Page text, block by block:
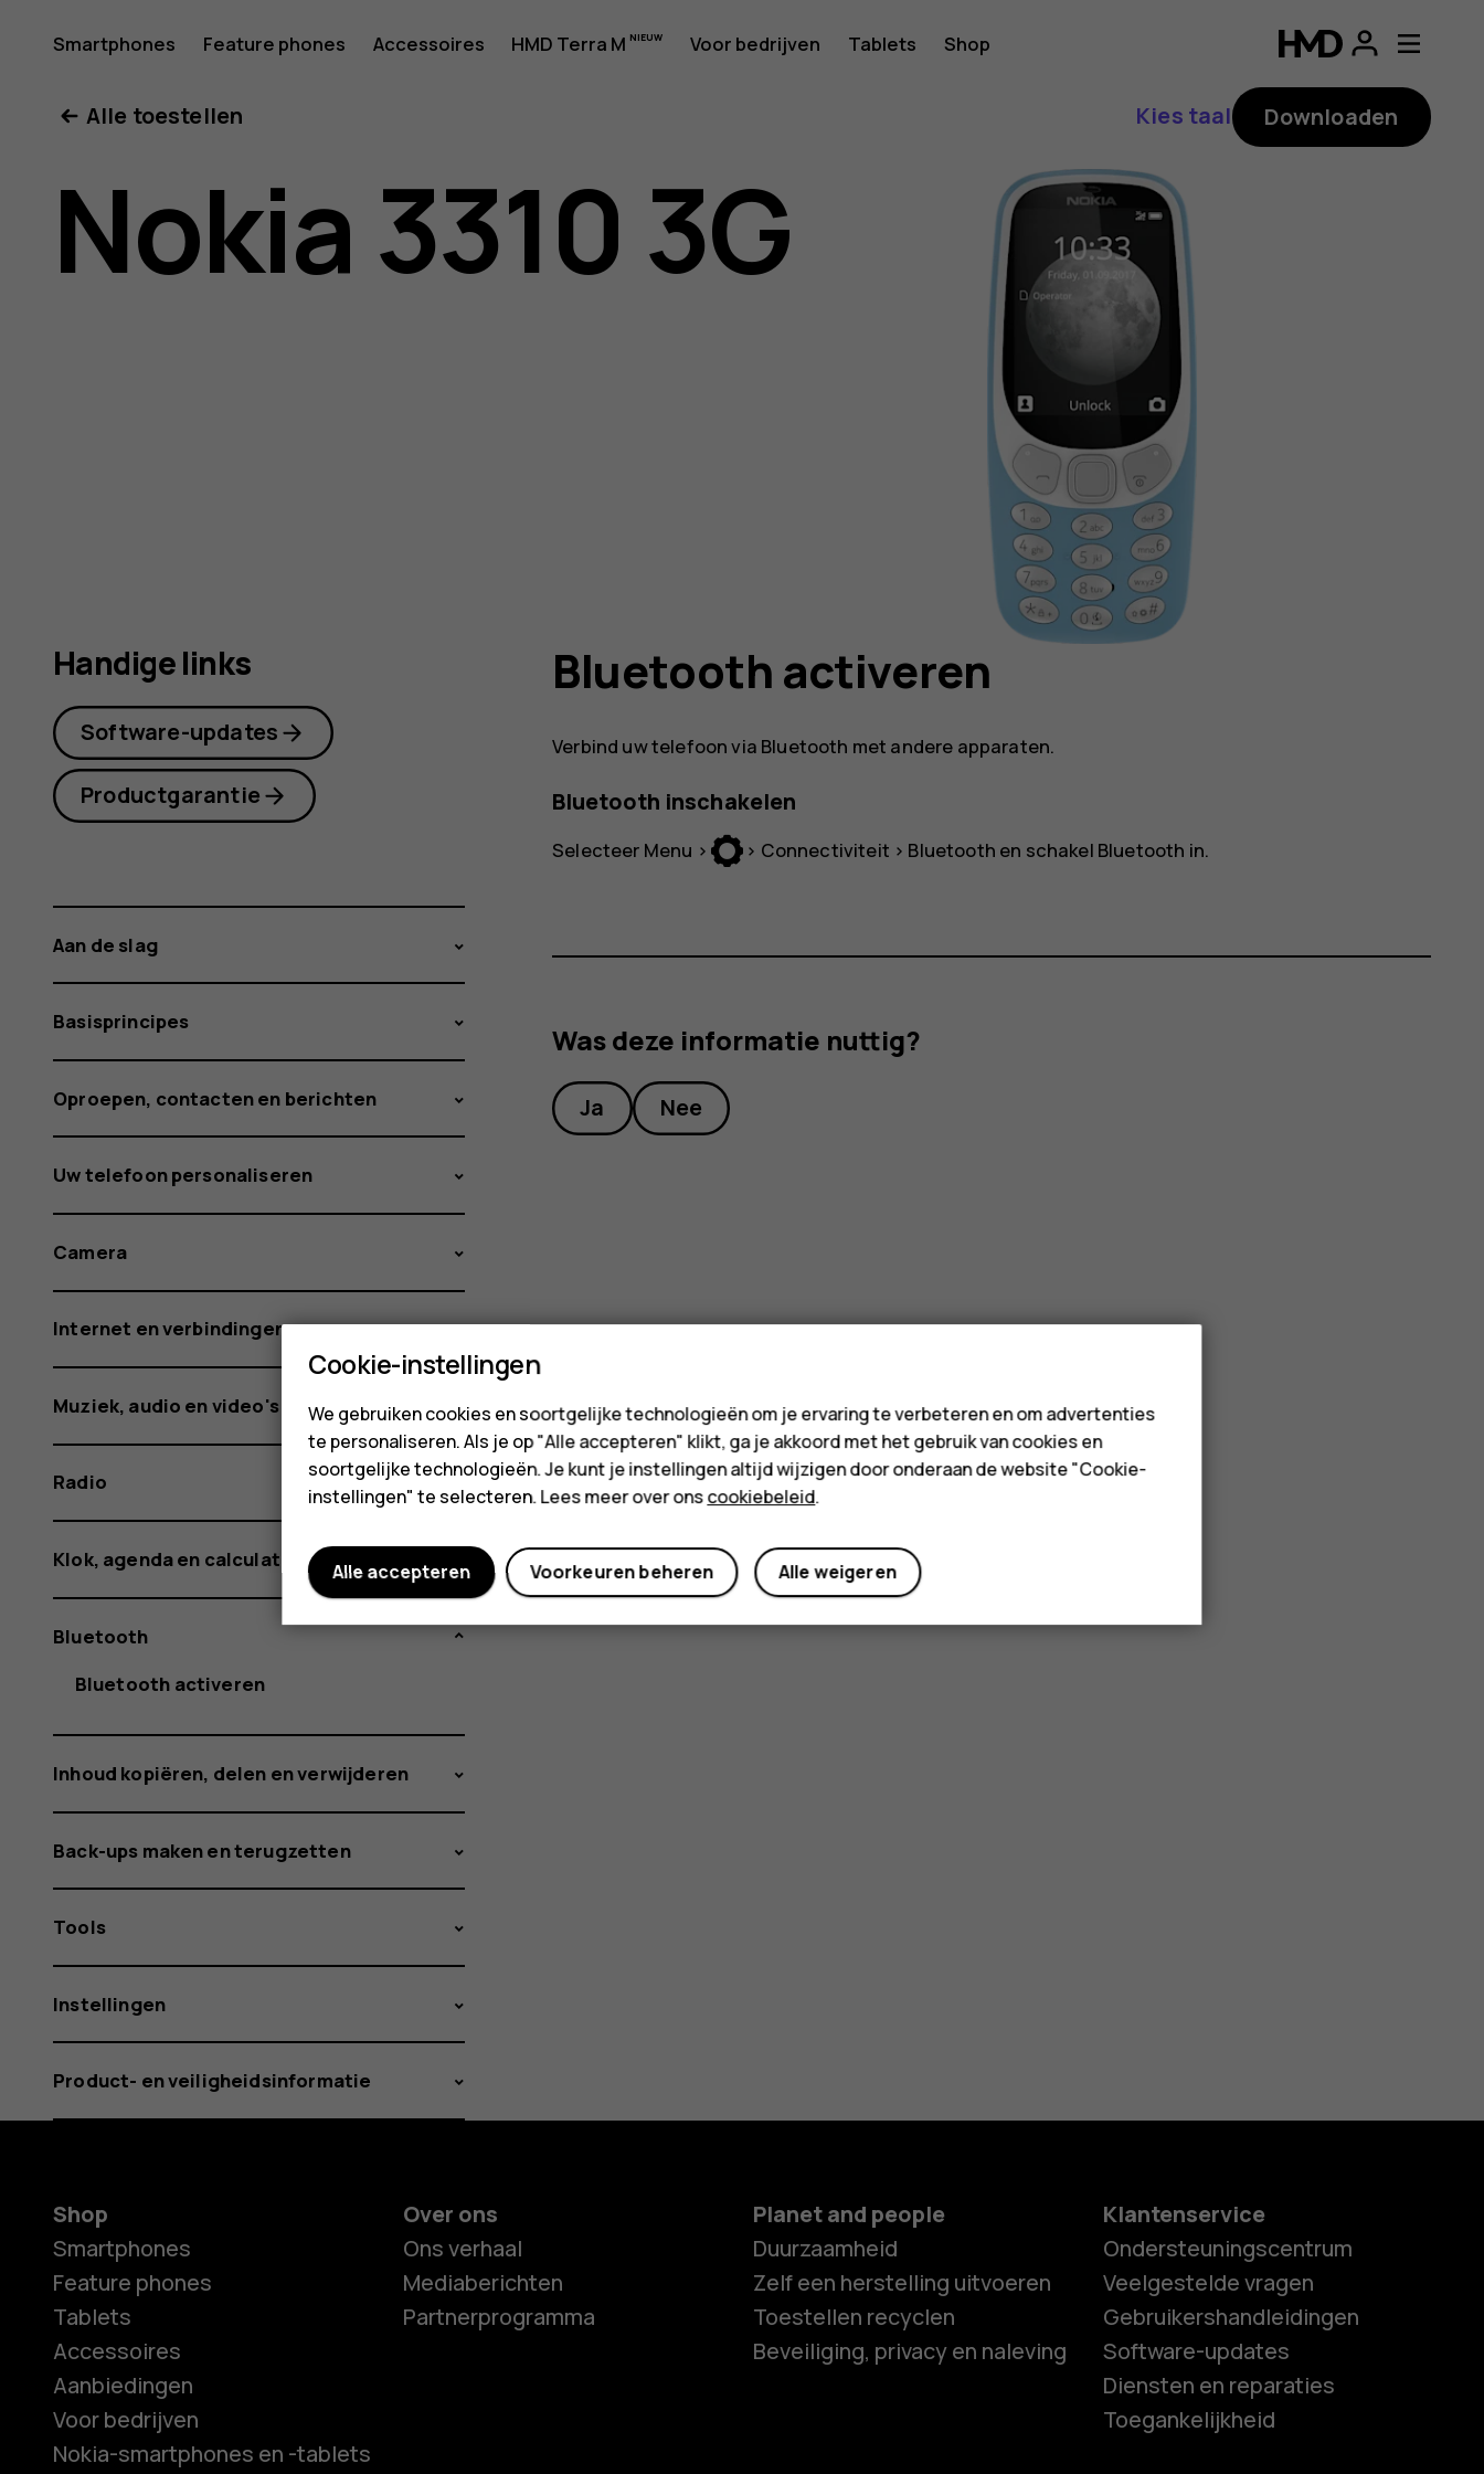
Gebruikershandleiding
Nokia
3310
Smartphones Feature phones Accessoires HMD Terra M Voor bedrijven Tablets Shop
Smartphones
Alle toestellen
Kies taal Downloaden
Nokia 3310 3G
Bluetooth activeren
Verbind uw telefoon via Bluetooth met andere apparaten.
Bluetooth inschakelen
Selecteer Menu > > Connectiviteit > Bluetooth en schakel Bluetooth in.
Was deze informatie nuttig?
Ja Nee
Handige links
Software-updates
Productgarantie
Aan de slag
Basisprincipes
Oproepen, contacten en berichten
Uw telefoon personaliseren
Camera
Internet en verbindingen
Muziek, audio en video's
Radio
Klok, agenda en calculator
Bluetooth
Bluetooth activeren
Inhoud kopiëren, delen en verwijderen
Back-ups maken en terugzetten
Tools
Instellingen
Product- en veiligheidsinformatie
Shop
Smartphones
Feature phones
Tablets
Accessoires
Aanbiedingen
Voor bedrijven
Nokia-smartphones en -tablets
Over ons
Ons verhaal
Mediaberichten
Partnerprogramma
Planet and people
Duurzaamheid
Zelf een herstelling uitvoeren
Toestellen recyclen
Beveiliging, privacy en naleving
Klantenservice
Ondersteuningscentrum
Veelgestelde vragen
Gebruikershandleidingen
Software-updates
Diensten en reparaties
Toegankelijkheid
Cookie-instellingen
We gebruiken cookies en soortgelijke technologieën om je ervaring te verbeteren en om advertenties
te personaliseren. Als je op "Alle accepteren" klikt, ga je akkoord met het gebruik van cookies en
soortgelijke technologieën. Je kunt je instellingen altijd wijzigen door onderaan de website "Cookie-
instellingen" te selecteren. Lees meer over onscookiebeleid.
Alle weigeren
Voorkeuren beheren
Alle accepteren